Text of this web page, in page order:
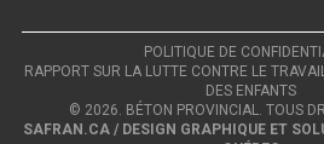
POLITIQUE DE
RAPPORT SUR LA LUTTE CONTRE LE
DES ENFANTS
© 2026. BÉTON PROVINCIAL. TOUS
SAFRAN.CA / DESIGN GRAPHIQUE ET